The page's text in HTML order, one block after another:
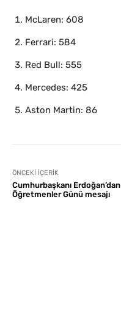
McLaren: 608
Ferrari: 584
Red Bull: 555
Mercedes: 425
Aston Martin: 86
ÖNCEKI İÇERIK
Cumhurbaşkanı Erdoğan’dan
Öğretmenler Günü mesajı